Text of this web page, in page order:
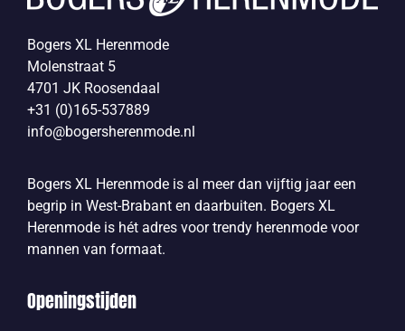
Bogers XL Herenmode
Molenstraat 5
4701 JK Roosendaal
+31 (0)165-537889
info@bogersherenmode.nl
Bogers XL Herenmode is al meer dan vijftig jaar een
begrip in West-Brabant en daarbuiten. Bogers XL
Herenmode is hét adres voor trendy herenmode voor
mannen van formaat.
Openingstijden